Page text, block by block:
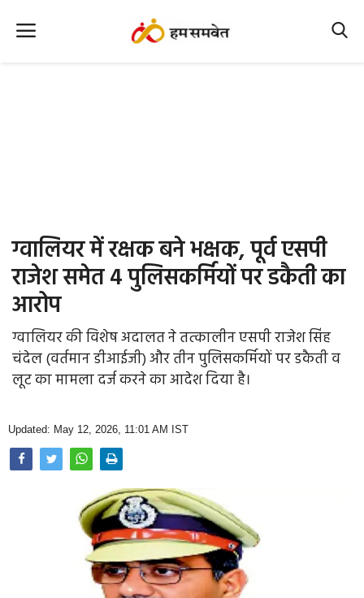
Office Office
Political Gossips
Farm & Food
Opinion
Photo Gallery
ग्वालियर में रक्षक बने भक्षक, पूर्व एसपी
राजेश समेत 4 पुलिसकर्मियों पर डकैती का
आरोप
ग्वालियर की विशेष अदालत ने तत्कालीन एसपी राजेश सिंह
चंदेल (वर्तमान डीआईजी) और तीन पुलिसकर्मियों पर डकैती व
लूट का मामला दर्ज करने का आदेश दिया है।
Updated: May 12, 2026, 11:01 AM IST